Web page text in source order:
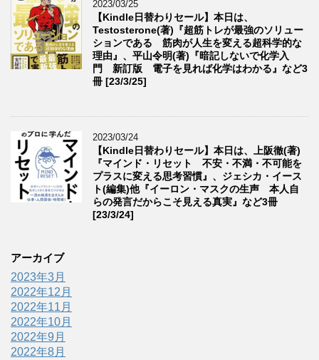
2023/03/25
【Kindle日替わりセール】本日は、
Testosterone(著)『超筋トレが最強のソリュー
ションである 筋肉が人生を変える超科学的な
理由』、平山令明(著)『暗記しないで化学入
門 新訂版 電子を見れば化学はわかる』など3
冊 [23/3/25]
2023/03/24
【Kindle日替わりセール】本日は、上阪徹(著)
『マインド・リセット 不安・不満・不可能を
プラスに変える思考習慣』、ジェシカ・イース
ト(編集)他『イーロン・マスクの生声 本人自
らの発言だからこそ見える真実』など3冊
[23/3/24]
アーカイブ
2023年3月
2022年12月
2022年11月
2022年10月
2022年9月
2022年8月